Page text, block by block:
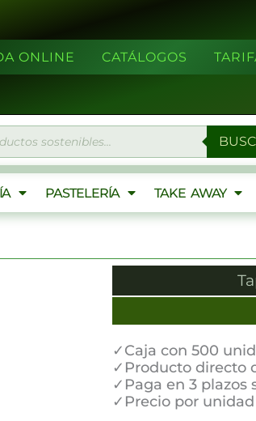
ONLINE CATÁLOGOS
PASTELERÍA TAKE AWAY
✓Caja con 500
✓Producto directo
✓Paga en 3 plazos
✓Precio por unidad